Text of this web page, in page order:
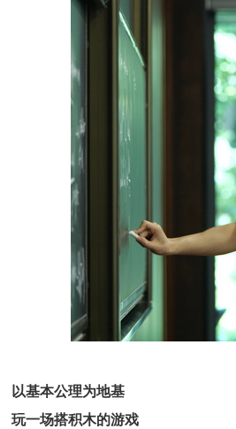
以基本公理为地基
玩一场搭积木的游戏